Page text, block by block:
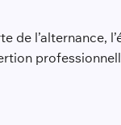
de l’alternance,